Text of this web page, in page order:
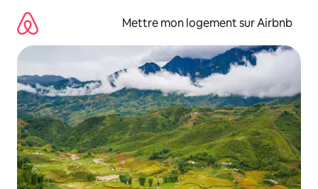
directement
contenu
Mettre mon logement sur Airbnb